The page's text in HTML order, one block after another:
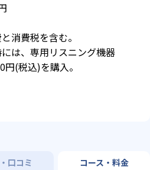
消費税を含む。
は、専用リスニング機器
円(税込)を購入。
口コミ コース・料金